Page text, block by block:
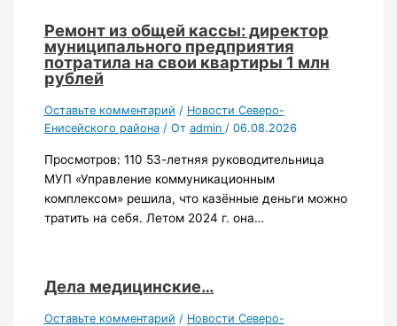
Ремонт из общей кассы: директор
муниципального предприятия
потратила на свои квартиры 1 млн
рублей
Оставьте комментарий / Новости Северо-
Енисейского района/ От admin / 06.08.2026
Просмотров: 110 53-летняя руководительница
МУП «Управление коммуникационным
комплексом» решила, что казённые деньги можно
тратить на себя. Летом 2024 г. она…
Дела медицинские…
Оставьте комментарий / Новости Северо-